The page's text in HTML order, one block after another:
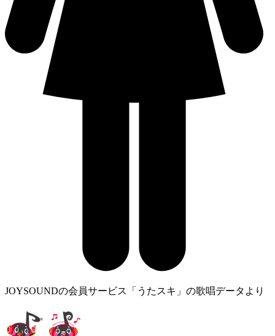
JOYSOUNDの会員サービス「うたスキ」の歌唱データより